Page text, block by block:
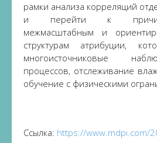
рамки анализа корреляций
и перейти к
межмасштабным и
структурам атрибуции,
многоисточниковые
процессов, отслеживание
обучение с физическими
Ссылка: https://www.mdpi.com/